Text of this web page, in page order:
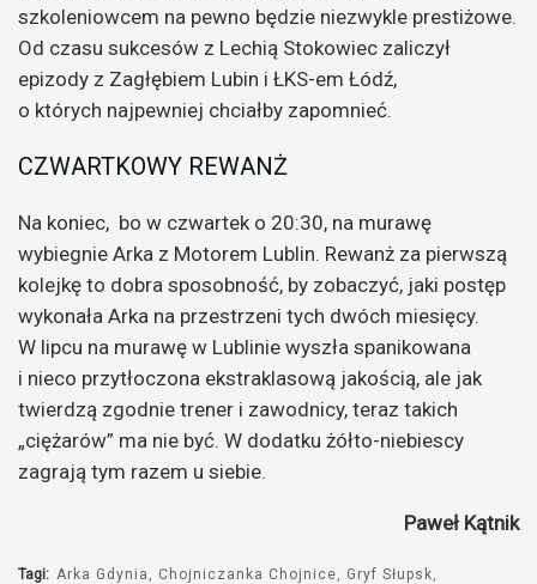
szkoleniowcem na pewno będzie niezwykle prestiżowe.
Od czasu sukcesów z Lechią Stokowiec zaliczył
epizody z Zagłębiem Lubin i ŁKS-em Łódź,
o których najpewniej chciałby zapomnieć.
CZWARTKOWY REWANŻ
Na koniec, bo w czwartek o 20:30, na murawę
wybiegnie Arka z Motorem Lublin. Rewanż za pierwszą
kolejkę to dobra sposobność, by zobaczyć, jaki postęp
wykonała Arka na przestrzeni tych dwóch miesięcy.
W lipcu na murawę w Lublinie wyszła spanikowana
i nieco przytłoczona ekstraklasową jakością, ale jak
twierdzą zgodnie trener i zawodnicy, teraz takich
„ciężarów” ma nie być. W dodatku żółto-niebiescy
zagrają tym razem u siebie.
Paweł Kątnik
Tagi: Arka Gdynia Chojniczanka Chojnice
Gryf Słupsk